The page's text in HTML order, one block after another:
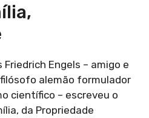
Friedrich Engels – amigo e
alemão formulador
científico – escreveu o
da Propriedade